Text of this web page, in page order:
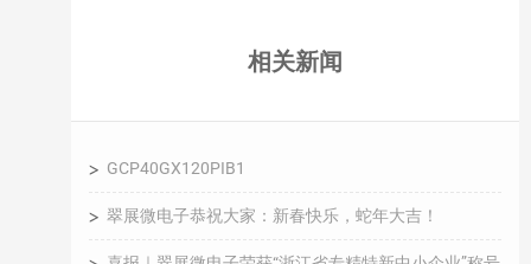
相关新闻
GCP40GX120PIB1
翠展微电子恭祝大家：新春快乐，蛇年大吉！